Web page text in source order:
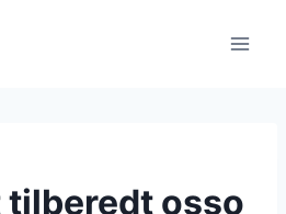
tilberedt osso